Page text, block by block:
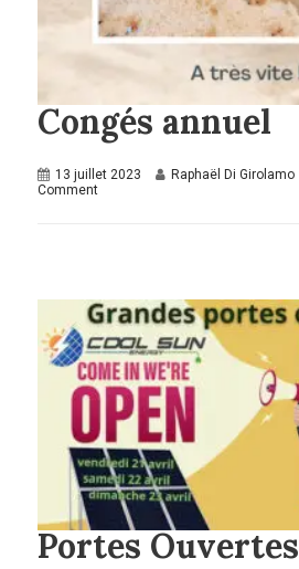
Congés annuel
13 juillet 2023 Raphaël Di Girolamo
Comment
Portes Ouvertes